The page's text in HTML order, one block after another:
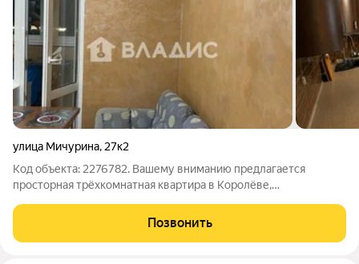
улица Мичурина, 27к2
Код объекта: 2276782. Вашему вниманию предлагается
просторная трёхкомнатная квартира в Королёве,
находится на 9 этаже 17-этажного кирпичного дома 2003 года
постройки. Общая площадь составляет
Позвонить